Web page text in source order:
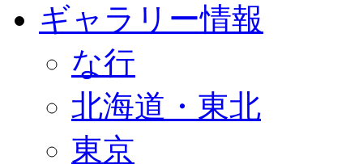
ギャラリー情報
な行
北海道・東北
東京